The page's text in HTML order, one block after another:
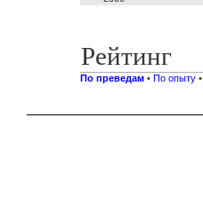
Рейтинг
По преведам • По опыту •